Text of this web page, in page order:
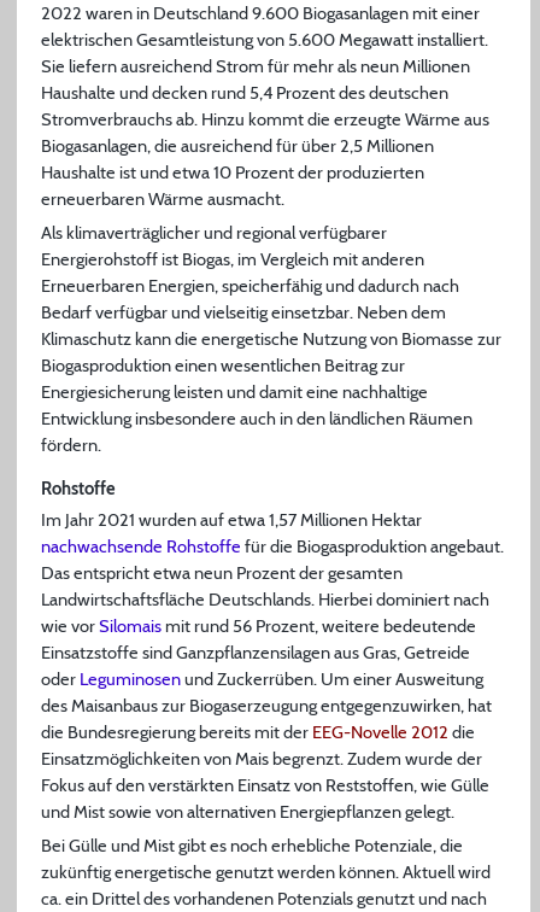
2022 waren in Deutschland 9.600 Biogasanlagen mit einer
elektrischen Gesamtleistung von 5.600 Megawatt installiert.
Sie liefern ausreichend Strom für mehr als neun Millionen
Haushalte und decken rund 5,4 Prozent des deutschen
Stromverbrauchs ab. Hinzu kommt die erzeugte Wärme aus
Biogasanlagen, die ausreichend für über 2,5 Millionen
Haushalte ist und etwa 10 Prozent der produzierten
erneuerbaren Wärme ausmacht.
Als klimaverträglicher und regional verfügbarer
Energierohstoff ist Biogas, im Vergleich mit anderen
Erneuerbaren Energien, speicherfähig und dadurch nach
Bedarf verfügbar und vielseitig einsetzbar. Neben dem
Klimaschutz kann die energetische Nutzung von Biomasse zur
Biogasproduktion einen wesentlichen Beitrag zur
Energiesicherung leisten und damit eine nachhaltige
Entwicklung insbesondere auch in den ländlichen Räumen
fördern.
Rohstoffe
Im Jahr 2021 wurden auf etwa 1,57 Millionen Hektar
nachwachsende Rohstoffe für die Biogasproduktion angebaut.
Das entspricht etwa neun Prozent der gesamten
Landwirtschaftsfläche Deutschlands. Hierbei dominiert nach
wie vorSilomaismit rund 56 Prozent, weitere bedeutende
Einsatzstoffe sind Ganzpflanzensilagen aus Gras, Getreide
oder Leguminosenund Zuckerrüben. Um einer Ausweitung
des Maisanbaus zur Biogaserzeugung entgegenzuwirken, hat
die Bundesregierung bereits mit der EEG-Novelle 2012 die
Einsatzmöglichkeiten von Mais begrenzt. Zudem wurde der
Fokus auf den verstärkten Einsatz von Reststoffen, wie Gülle
und Mist sowie von alternativen Energiepflanzen gelegt.
Bei Gülle und Mist gibt es noch erhebliche Potenziale, die
zukünftig energetische genutzt werden können. Aktuell wird
ca. ein Drittel des vorhandenen Potenzials genutzt und nach